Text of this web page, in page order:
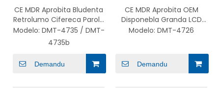
CE MDR Aprobita Bludenta
Retrolumo Cifereca Parola
Termometro por Bebo kaj
Plenkreskulo
Modelo: DMT-4735 / DMT-
4735b
Demandu
CE MDR Aprobita OEM
Disponebla Granda LCD
Fleksebla Cifereca
Modelo: DMT-4726
Demandu